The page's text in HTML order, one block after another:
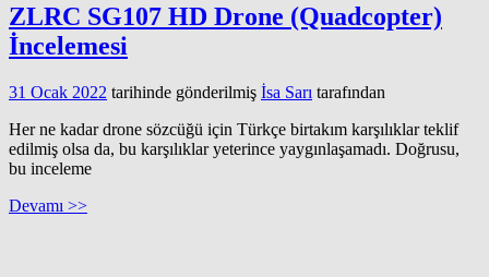
ZLRC SG107 HD Drone (Quadcopter)
İncelemesi
31 Ocak 2022 tarihinde gönderilmiş İsa Sarı tarafından
Her ne kadar drone sözcüğü için Türkçe birtakım karşılıklar teklif
edilmiş olsa da, bu karşılıklar yeterince yaygınlaşamadı. Doğrusu,
bu inceleme
Devamı >>